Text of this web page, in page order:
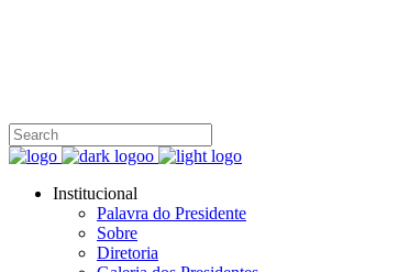
Institucional
Palavra do Presidente
Sobre
Diretoria